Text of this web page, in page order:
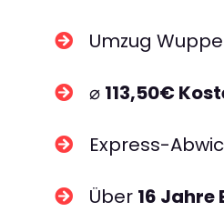
Umzug
⌀ 113,50€
Express-
Über 16 Jahre